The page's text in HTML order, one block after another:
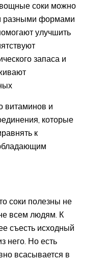
соки можно
разными формами
улучшить
запаса и
витаминов и
которые
к
соки полезны не
всем людям. К
съесть исходный
него. Но есть
всасывается в